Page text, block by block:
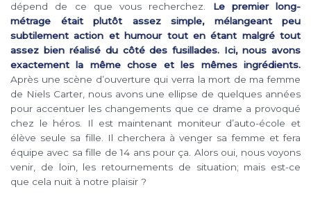
dépend de ce que vous recherchez. Le premier long-
métrage était plutôt assez simple, mélangeant peu
subtilement action et humour tout en étant malgré tout
assez bien réalisé du côté des fusillades. Ici, nous avons
exactement la même chose et les mêmes ingrédients.
Après une scène d’ouverture qui verra la mort de ma femme
de Niels Carter, nous avons une ellipse de quelques années
pour accentuer les changements que ce drame a provoqué
chez le héros. Il est maintenant moniteur d’auto-école et
élève seule sa fille. Il cherchera à venger sa femme et fera
équipe avec sa fille de 14 ans pour ça. Alors oui, nous voyons
venir, de loin, les retournements de situation; mais est-ce
que cela nuit à notre plaisir ?